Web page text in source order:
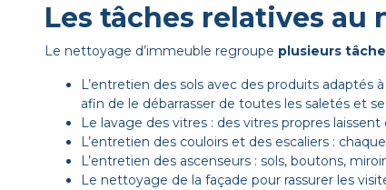
Les tâches relatives au
Le nettoyage d’immeuble regroupe plusieurs
L’entretien des sols avec des produits
afin de le débarrasser de toutes les saletés et
Le lavage des vitres : des vitres propres
L’entretien des couloirs et des escaliers :
L’entretien des ascenseurs : sols, boutons,
Le nettoyage de la façade pour rassurer les